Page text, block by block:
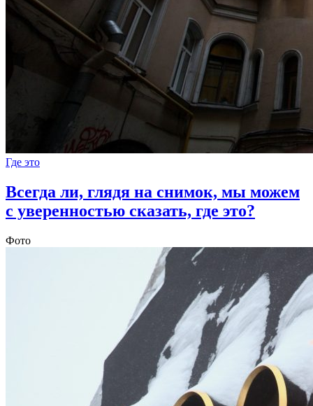
Где это
Всегда ли, глядя на снимок, мы можем
с уверенностью сказать, где это?
Фото